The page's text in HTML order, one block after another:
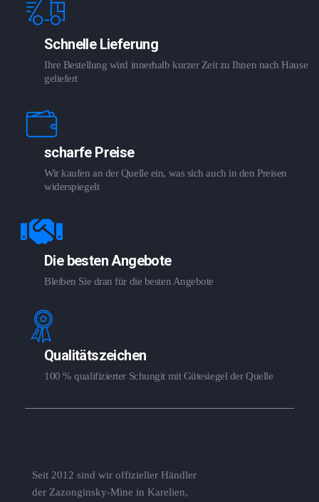
Schnelle Lieferung
Ihre Bestellung wird innerhalb kurzer Zeit zu Ihnen nach Hause
geliefert
scharfe Preise
Wir kaufen an der Quelle ein, was sich auch in den Preisen
widerspiegelt
Die besten Angebote
Bleiben Sie dran für die besten Angebote
Qualitätszeichen
100 % qualifizierter Schungit mit Gütesiegel der Quelle
Seit 2012 sind wir offizieller Händler
der Zazonginsky-Mine in Karelien,